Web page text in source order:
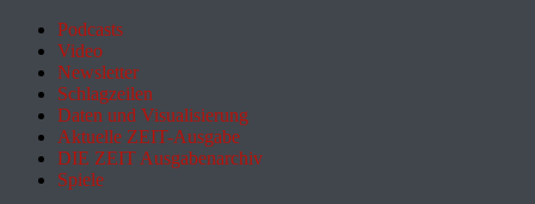
Podcasts
Video
Newsletter
Schlagzeilen
Daten und Visualisierung
Aktuelle ZEIT-Ausgabe
DIE ZEIT Ausgabenarchiv
Spiele